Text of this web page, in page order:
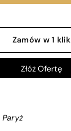
Zamów w 1 klik
Złóż Ofertę